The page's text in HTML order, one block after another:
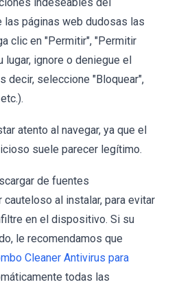
las páginas web dudosas las
clic en "Permitir", "Permitir
lugar, ignore o deniegue el
decir, seleccione "Bloquear",
atento al navegar, ya que el
suele parecer legítimo.
de fuentes
al instalar, para evitar
en el dispositivo. Si su
le recomendamos que
Cleaner Antivirus para
todas las